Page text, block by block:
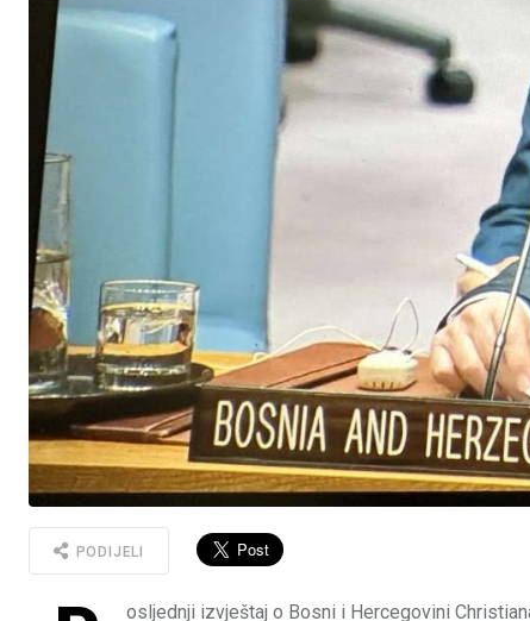
PODIJELI
osljednji izvještaj o Bosni i Hercegovini